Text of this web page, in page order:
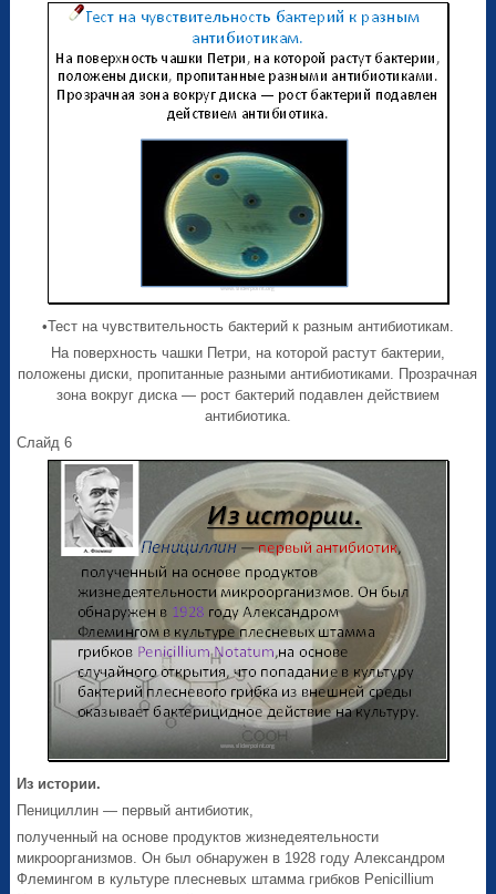
•Тест на чувствительность бактерий к разным антибиотикам.
На поверхность чашки Петри, на которой растут бактерии,
положены диски, пропитанные разными антибиотиками. Прозрачная
зона вокруг диска — рост бактерий подавлен действием
антибиотика.
Слайд 6
Из истории.
Пенициллин — первый антибиотик,
полученный на основе продуктов жизнедеятельности
микроорганизмов. Он был обнаружен в 1928 году Александром
Флемингом в культуре плесневых штамма грибков Penicillium